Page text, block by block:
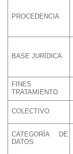
PROCEDENCIA
BASE JURÍDICA
FINES
TRATAMIENTO
COLECTIVO
CATEGORÍA DE
DATOS